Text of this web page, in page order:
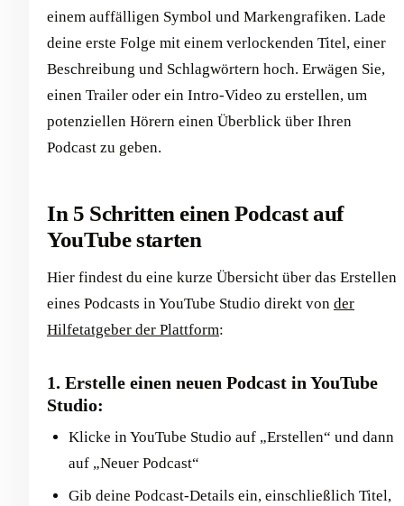
einem auffälligen Symbol und Markengrafiken. Lade
deine erste Folge mit einem verlockenden Titel, einer
Beschreibung und Schlagwörtern hoch. Erwägen Sie,
einen Trailer oder ein Intro-Video zu erstellen, um
potenziellen Hörern einen Überblick über Ihren
Podcast zu geben.
In 5 Schritten einen Podcast auf
YouTube starten
Hier findest du eine kurze Übersicht über das Erstellen
eines Podcasts in YouTube Studio direkt von der
Hilfetatgeber der Plattform:
1. Erstelle einen neuen Podcast in YouTube
Studio:
Klicke in YouTube Studio auf „Erstellen“ und dann
auf „Neuer Podcast“
Gib deine Podcast-Details ein, einschließlich Titel,